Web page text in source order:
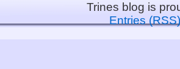
Trines blog is
Entries (RSS)